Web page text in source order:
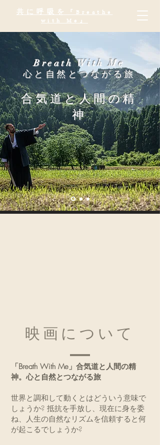
共に呼吸を
『Breathe
with Me』
Breath With Me
心と自然とつながる旅
合気道と人間の精
神
映画について
「Breath With Me」合気道と人間の精
神。心と自然とつながる旅
世界と調和して動くとはどういう意味で
しょうか? 抵抗を手放し、現在に身を委
ね、人生の自然なリズムを信頼すると何
が起こるでしょうか?